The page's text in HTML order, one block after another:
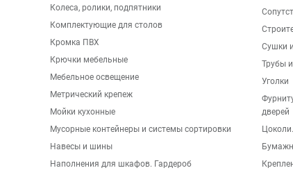
Колеса, ролики, подпятники
Комплектующие для столов
Кромка ПВХ
Крючки мебельные
Мебельное освещение
Метрический крепеж
Мойки кухонные
Мусорные контейнеры и системы сортировки
Навесы и шины
Наполнения для шкафов. Гардероб
Сушки
Трубы
Уголки
дверей